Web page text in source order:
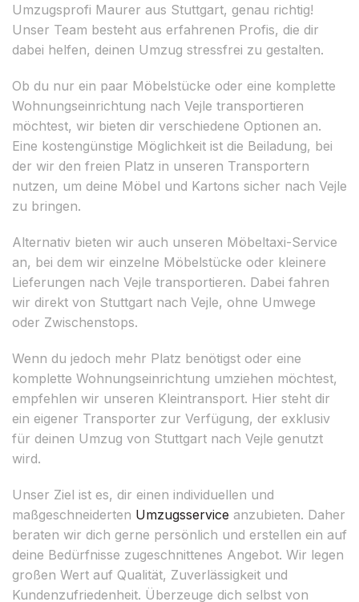
Umzugsprofi Maurer aus Stuttgart, genau richtig!
Unser Team besteht aus erfahrenen Profis, die dir
dabei helfen, deinen Umzug stressfrei zu gestalten.
Ob du nur ein paar Möbelstücke oder eine komplette
Wohnungseinrichtung nach Vejle transportieren
möchtest, wir bieten dir verschiedene Optionen an.
Eine kostengünstige Möglichkeit ist die Beiladung, bei
der wir den freien Platz in unseren Transportern
nutzen, um deine Möbel und Kartons sicher nach Vejle
zu bringen.
Alternativ bieten wir auch unseren Möbeltaxi-Service
an, bei dem wir einzelne Möbelstücke oder kleinere
Lieferungen nach Vejle transportieren. Dabei fahren
wir direkt von Stuttgart nach Vejle, ohne Umwege
oder Zwischenstops.
Wenn du jedoch mehr Platz benötigst oder eine
komplette Wohnungseinrichtung umziehen möchtest,
empfehlen wir unseren Kleintransport. Hier steht dir
ein eigener Transporter zur Verfügung, der exklusiv
für deinen Umzug von Stuttgart nach Vejle genutzt
wird.
Unser Ziel ist es, dir einen individuellen und
maßgeschneiderten Umzugsservice anzubieten. Daher
beraten wir dich gerne persönlich und erstellen ein auf
deine Bedürfnisse zugeschnittenes Angebot. Wir legen
großen Wert auf Qualität, Zuverlässigkeit und
Kundenzufriedenheit. Überzeuge dich selbst von